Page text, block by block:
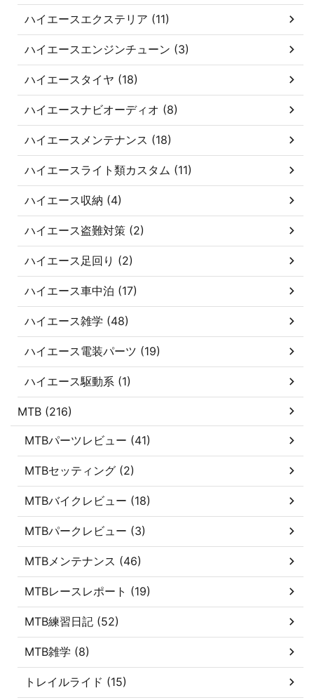
ハイエースエクステリア (11)
ハイエースエンジンチューン (3)
ハイエースタイヤ (18)
ハイエースナビオーディオ (8)
ハイエースメンテナンス (18)
ハイエースライト類カスタム (11)
ハイエース収納 (4)
ハイエース盗難対策 (2)
ハイエース足回り (2)
ハイエース車中泊 (17)
ハイエース雑学 (48)
ハイエース電装パーツ (19)
ハイエース駆動系 (1)
MTB (216)
MTBパーツレビュー (41)
MTBセッティング (2)
MTBバイクレビュー (18)
MTBパークレビュー (3)
MTBメンテナンス (46)
MTBレースレポート (19)
MTB練習日記 (52)
MTB雑学 (8)
トレイルライド (15)